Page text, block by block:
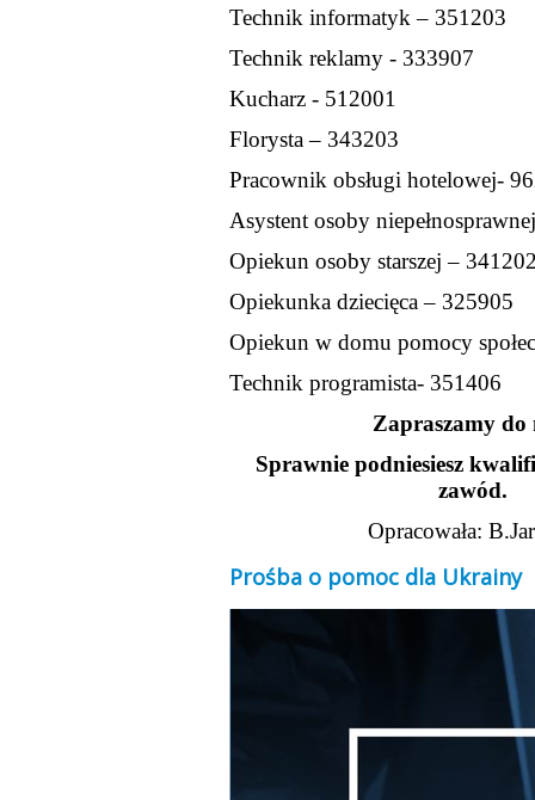
Technik informatyk – 351203
Technik reklamy - 333907
Kucharz - 512001
Florysta – 343203
Pracownik obsługi hotelowej-
Asystent osoby
Opiekun osoby starszej –
Opiekunka dziecięca – 325905
Opiekun w domu pomocy
Technik programista- 351406
Zapraszamy do
Sprawnie podniesiesz
zawód.
Opracowała:
Prośba o pomoc dla Ukrainy